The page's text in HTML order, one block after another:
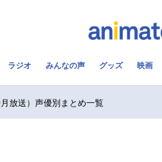
ラジオ みんなの声 グッズ 映画
放送）声優別まとめ一覧